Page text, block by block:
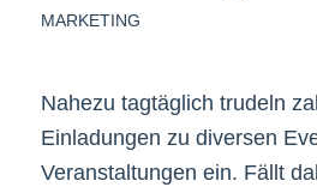
MARKETING
Nahezu tagtäglich trudeln
Einladungen zu diversen
Veranstaltungen ein. Fällt